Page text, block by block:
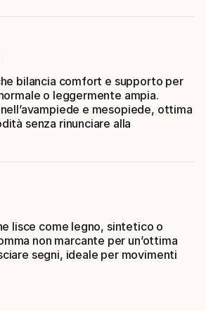
bilancia comfort e supporto per
o leggermente ampia.
e mesopiede, ottima
senza rinunciare alla
lisce come legno, sintetico o
non marcante per un’ottima
segni, ideale per movimenti